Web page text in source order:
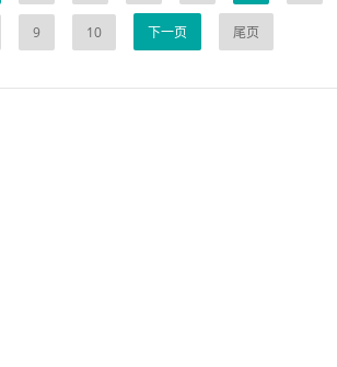
9 10 下一页 尾页